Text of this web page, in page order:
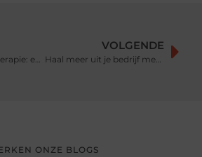
Algemene fysiotherapie: een sterke basis voor dagelijks bewegen
VOLGENDE
Haal meer uit je bedrijf met de ondernemingsrecht advocaat in Utrecht
ONZE BLOGS